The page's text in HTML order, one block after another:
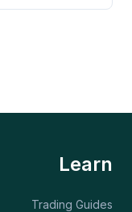
Learn
Trading Guides